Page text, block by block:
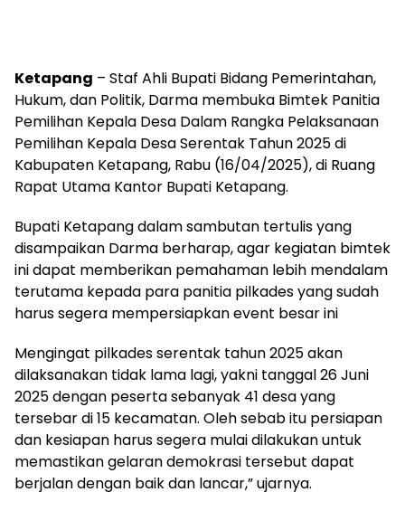
Ketapang – Staf Ahli Bupati Bidang Pemerintahan,
Hukum, dan Politik, Darma membuka Bimtek Panitia
Pemilihan Kepala Desa Dalam Rangka Pelaksanaan
Pemilihan Kepala Desa Serentak Tahun 2025 di
Kabupaten Ketapang, Rabu (16/04/2025), di Ruang
Rapat Utama Kantor Bupati Ketapang.
Bupati Ketapang dalam sambutan tertulis yang
disampaikan Darma berharap, agar kegiatan bimtek
ini dapat memberikan pemahaman lebih mendalam
terutama kepada para panitia pilkades yang sudah
harus segera mempersiapkan event besar ini
Mengingat pilkades serentak tahun 2025 akan
dilaksanakan tidak lama lagi, yakni tanggal 26 Juni
2025 dengan peserta sebanyak 41 desa yang
tersebar di 15 kecamatan. Oleh sebab itu persiapan
dan kesiapan harus segera mulai dilakukan untuk
memastikan gelaran demokrasi tersebut dapat
berjalan dengan baik dan lancar,” ujarnya.